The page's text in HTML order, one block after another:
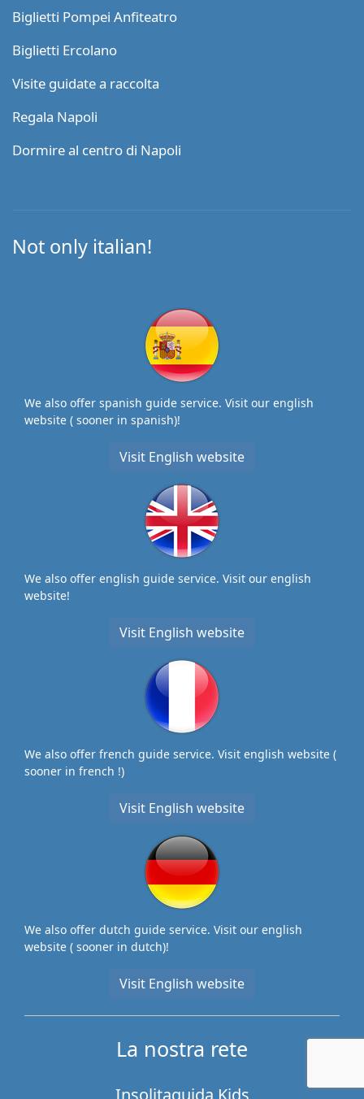
Biglietti Pompei Anfiteatro
Biglietti Ercolano
Visite guidate a raccolta
Regala Napoli
Dormire al centro di Napoli
Not only italian!
We also offer spanish guide service. Visit our english
website ( sooner in spanish)!
Visit English website
We also offer english guide service. Visit our english
website!
Visit English website
We also offer french guide service. Visit english website (
sooner in french !)
Visit English website
We also offer dutch guide service. Visit our english
website ( sooner in dutch)!
Visit English website
La nostra rete
Insolitaguida Kids